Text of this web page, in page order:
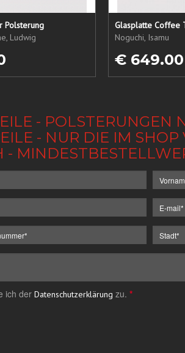
Polsterung
Ludwig
Glasplatte Coffee
Noguchi, Isamu
€ 649.00
- POLSTERUNGEN
- NUR DIE IM
-
ich der Datenschutzerklärung zu. *